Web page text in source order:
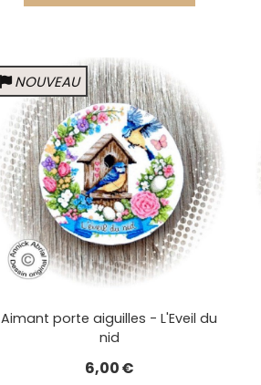
NOUVEAU
Aimant porte aiguilles - L'Eveil du
nid
6,00€